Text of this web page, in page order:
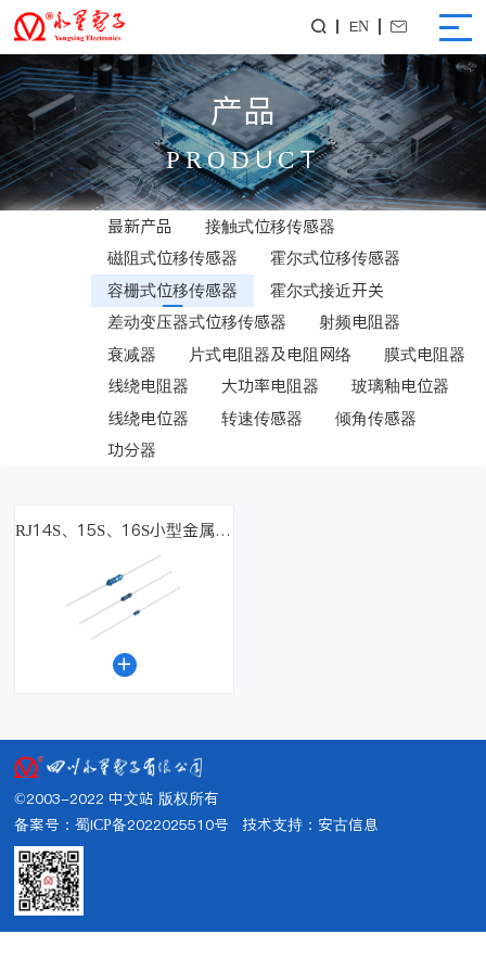
 EN 
产品
PRODUCT
最新产品
接触式位移传感器
磁阻式位移传感器
霍尔式位移传感器
容栅式位移传感器
霍尔式接近开关
差动变压器式位移传感器
射频电阻器
衰减器
片式电阻器及电阻网络
膜式电阻器
线绕电阻器
大功率电阻器
玻璃釉电位器
线绕电位器
转速传感器
倾角传感器
功分器
RJ14S、15S、16S小型金属膜电阻器

©2003-2022 中文站 版权所有
备案号：蜀ICP备2022025510号 技术支持： 安古信息